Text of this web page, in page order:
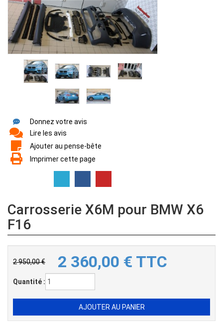
Donnez votre avis
Lire les avis
Ajouter au pense-bête
Imprimer cette page
Carrosserie X6M pour BMW X6
F16
2 950,00 € 2 360,00 € TTC
Quantité :